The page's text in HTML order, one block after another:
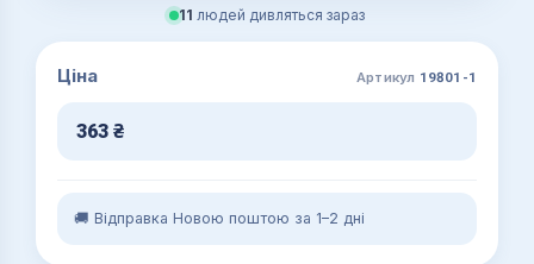
11 людей дивляться зараз
Ціна Артикул 19801-1
363 ₴
🚚 Відправка Новою поштою за 1–2 дні